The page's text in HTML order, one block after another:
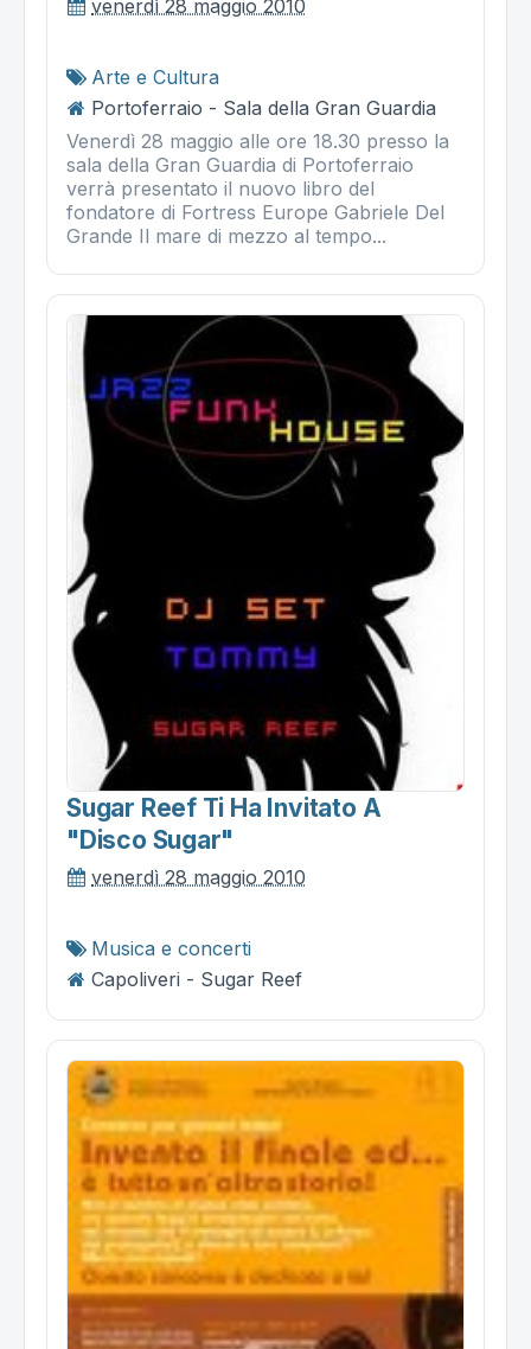
venerdì 28 maggio 2010
Arte e Cultura
Portoferraio - Sala della Gran Guardia
Venerdì 28 maggio alle ore 18.30 presso la
sala della Gran Guardia di Portoferraio
verrà presentato il nuovo libro del
fondatore di Fortress Europe Gabriele Del
Grande Il mare di mezzo al tempo...
Sugar Reef Ti Ha Invitato A
"disco Sugar"
venerdì 28 maggio 2010
Musica e concerti
Capoliveri - Sugar Reef